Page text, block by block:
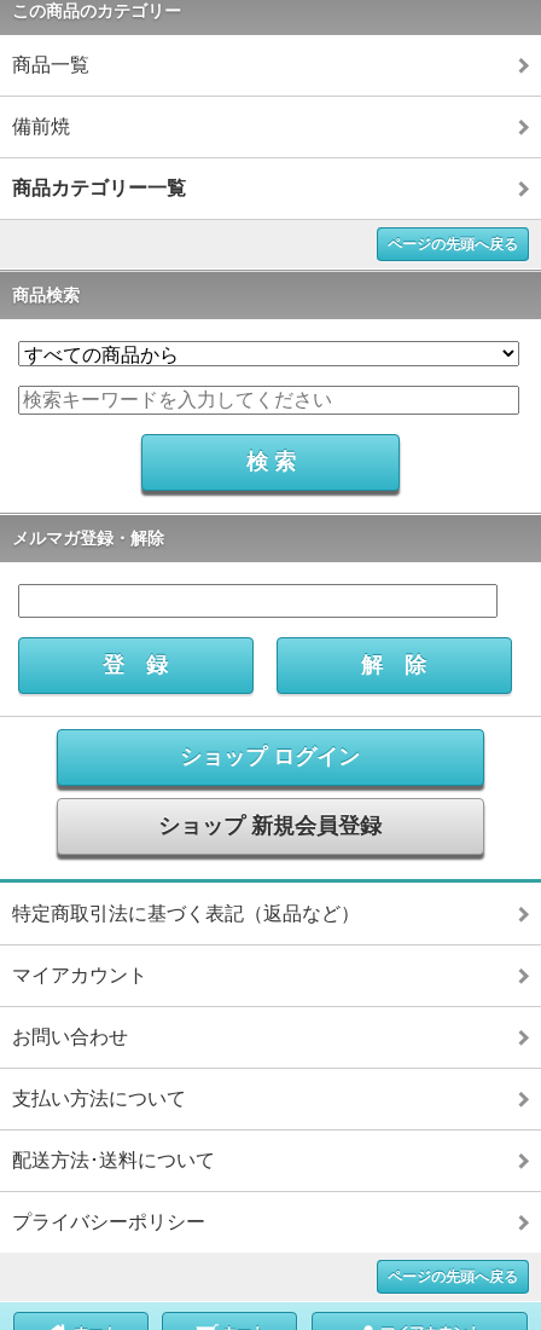
この商品のカテゴリー
商品一覧
備前焼
商品カテゴリー一覧
ページの先頭へ戻る
商品検索
メルマガ登録・解除
ショップ ログイン
ショップ 新規会員登録
特定商取引法に基づく表記（返品など）
マイアカウント
お問い合わせ
支払い方法について
配送方法･送料について
プライバシーポリシー
ページの先頭へ戻る